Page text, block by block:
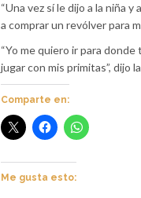
“Una vez sí le dijo a la niña y
a comprar un revólver para
“Yo me quiero ir para donde
jugar con mis primitas”, dijo
Comparte en:
Me gusta esto: